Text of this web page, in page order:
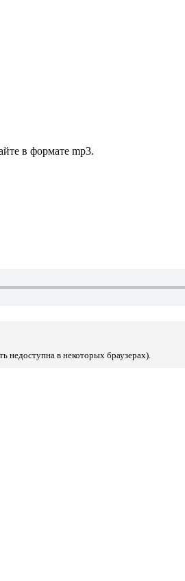
в формате mp3.
недоступна в некоторых браузерах).